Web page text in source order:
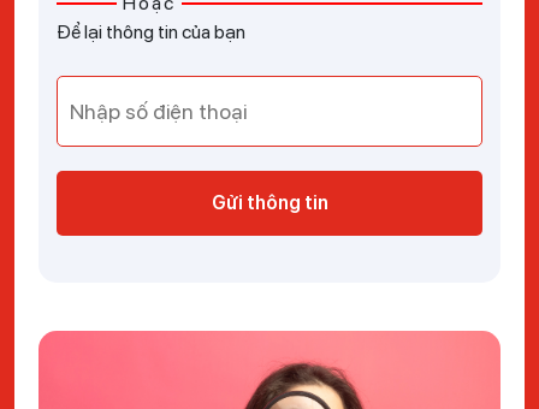
Để lại thông tin của bạn
Gửi thông tin